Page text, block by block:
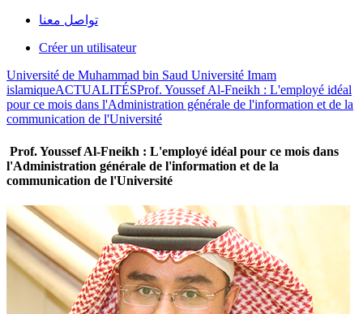
تواصل معنا
Créer un utilisateur
Université de Muhammad bin Saud Université Imam
islamiqueACTUALITÉSProf. Youssef Al-Fneikh : L'employé idéal
pour ce mois dans l'Administration générale de l'information et de la
communication de l'Université
Prof. Youssef Al-Fneikh : L'employé idéal pour ce mois dans
l'Administration générale de l'information et de la
communication de l'Université